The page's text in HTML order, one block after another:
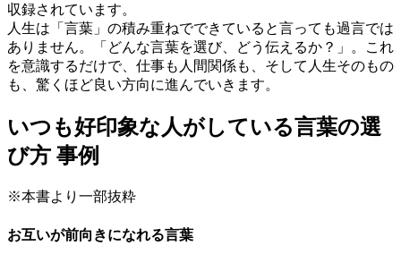
収録されています。
人生は「言葉」の積み重ねでできていると言っても過言では
ありません。「どんな言葉を選び、どう伝えるか？」。これ
を意識するだけで、仕事も人間関係も、そして人生そのもの
も、驚くほど良い方向に進んでいきます。
いつも好印象な人がしている言葉の選
び方 事例
※本書より一部抜粋
お互いが前向きになれる言葉